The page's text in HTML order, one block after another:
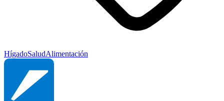
HígadoSaludAlimentación